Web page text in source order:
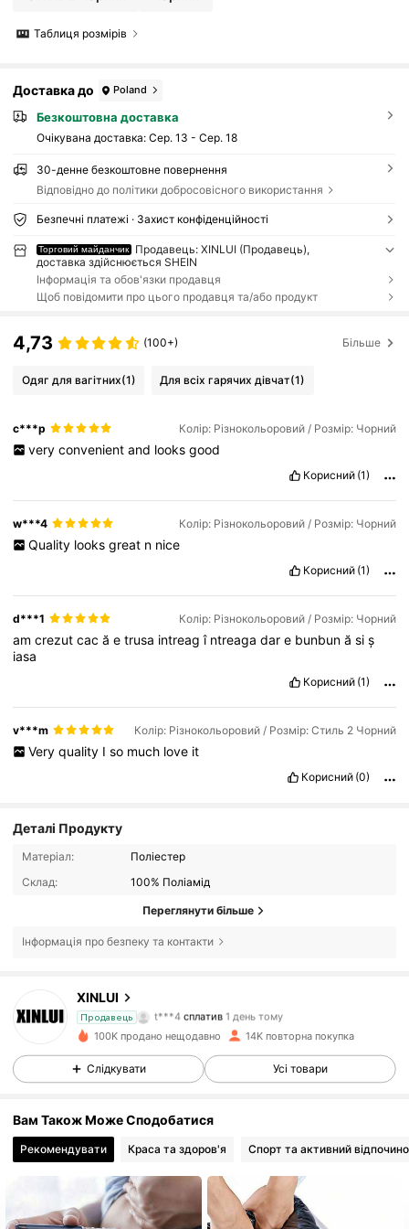
Таблиця розмірів
Доставка до Poland
Безкоштовна доставка
Очікувана доставка: Сер. 13 - Сер. 18
30-денне безкоштовне повернення
Відповідно до політики добросовісного використання
Безпечні платежі · Захист конфіденційності
Торговий майданчик
Продавець: XINLUI (Продавець),
доставка здійснюється SHEIN
Інформація та обов'язки продавця
Щоб повідомити про цього продавця та/або продукт
4,73 (100+) Більше
Одяг для вагітних(1) Для всіх гарячих дівчат(1)
c***p Колір: Різнокольоровий / Розмір: Чорний
very convenient and looks good
Корисний (1)
w***4 Колір: Різнокольоровий / Розмір: Чорний
Quality looks great n nice
Корисний (1)
d***1 Колір: Різнокольоровий / Розмір: Чорний
amcrezutcacăetrusa intreagî ntreagadare bunbunăsiș
iasa
Корисний (1)
v***m Колір: Різнокольоровий / Розмір: Стиль 2 Чорний
Very quality I so much love it
Корисний (0)
Деталі Продукту
Матеріал:
Поліестер
Склад:
100% Поліамід
Переглянути більше
Інформація про безпеку та контакти
XINLUI
Продавець
t***4 сплатив 1 день тому
4.9K Підписники
4,84 4.9K Підписники
4,84 4.9K Підписники
100K продано нещодавно 14K повторна покупка
Слідкувати Усі товари
Вам Також Може Сподобатися
Рекомендувати Краса та здоров'я Спорт та активний